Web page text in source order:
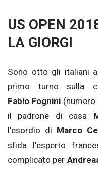
US OPEN
LA GIORGI
Sono otto gli italiani
primo turno sulla
Fabio Fognini
il padrone di casa
l’esordio di Marco
sfida l’esperto
complicato per